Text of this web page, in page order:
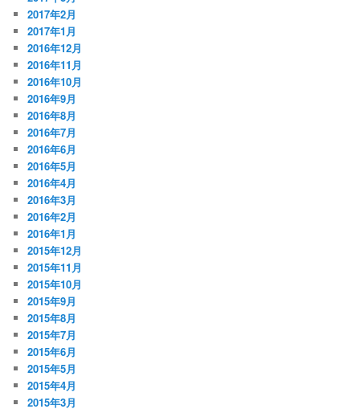
2017年2月
2017年1月
2016年12月
2016年11月
2016年10月
2016年9月
2016年8月
2016年7月
2016年6月
2016年5月
2016年4月
2016年3月
2016年2月
2016年1月
2015年12月
2015年11月
2015年10月
2015年9月
2015年8月
2015年7月
2015年6月
2015年5月
2015年4月
2015年3月